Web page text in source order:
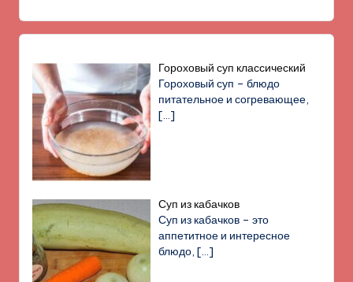
Гороховый суп классический
Гороховый суп – блюдо
питательное и согревающее,
[…]
Суп из кабачков
Суп из кабачков – это
аппетитное и интересное
блюдо,[…]